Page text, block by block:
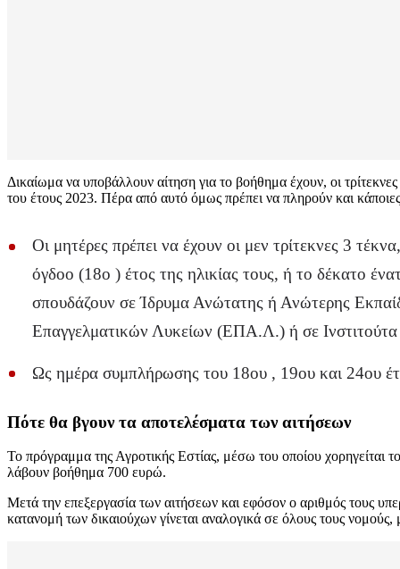
Δικαίωμα να υποβάλλουν αίτηση για το βοήθημα έχουν, οι
του έτους 2023. Πέρα από αυτό όμως πρέπει να πληρούν και
Οι μητέρες πρέπει να έχουν οι μεν τρίτεκνες 3
όγδοο (18ο ) έτος της ηλικίας τους, ή το δέκατο
σπουδάζουν σε Ίδρυμα Ανώτατης ή Ανώτερης
Επαγγελματικών Λυκείων (ΕΠΑ.Λ.) ή σε
Ως ημέρα συμπλήρωσης του 18ου , 19ου και 24ου
Πότε θα βγουν τα αποτελέσματα των αιτήσεων
Το πρόγραμμα της Αγροτικής Εστίας, μέσω του οποίου χορηγείται
λάβουν βοήθημα 700 ευρώ.
Μετά την επεξεργασία των αιτήσεων και εφόσον ο αριθμός τους
κατανομή των δικαιούχων γίνεται αναλογικά σε όλους τους